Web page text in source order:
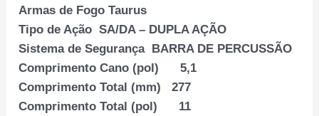
Armas de Fogo Taurus
Tipo de Ação SA/DA – DUPLA AÇÃO
Sistema de Segurança BARRA DE PERCUSSÃO
Comprimento Cano (pol) 5,1
Comprimento Total (mm) 277
Comprimento Total (pol) 11